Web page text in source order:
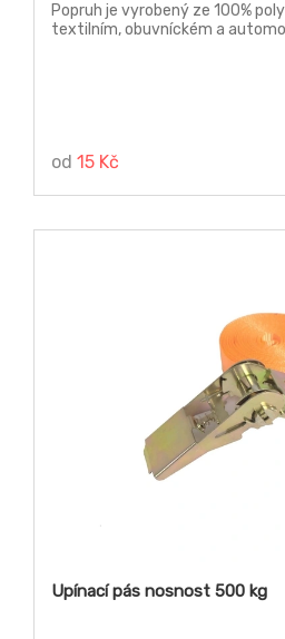
Popruh je vyrobený ze 100%
textilním, obuvníckém a
od 15 Kč
Upínací pás nosnost 500 kg